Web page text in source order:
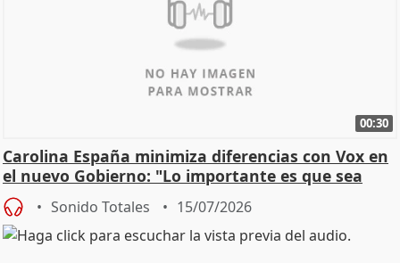
00:30
Carolina España minimiza diferencias con Vox en
el nuevo Gobierno: "Lo importante es que sea
una leg
Sonido Totales 15/07/2026